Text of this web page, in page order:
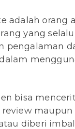
adalah orang
yang selalu
pengalaman
bisa
maupun
diberi